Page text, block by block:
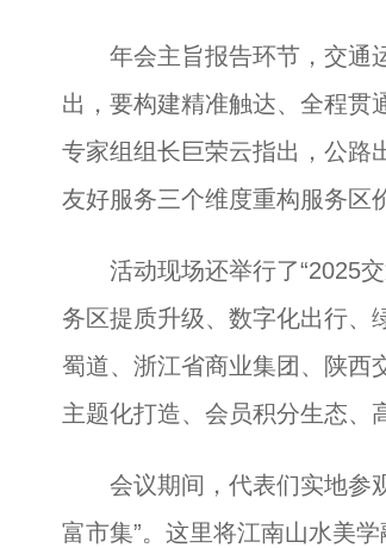
年会主旨报告环节，交通运
出，要构建精准触达、全程贯
专家组组长巨荣云指出，公路
友好服务三个维度重构服务区
活动现场还举行了“2025交
务区提质升级、数字化出行、
蜀道、浙江省商业集团、陕西
主题化打造、会员积分生态、
会议期间，代表们实地参观
富市集”。这里将江南山水美